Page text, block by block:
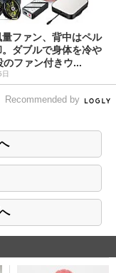
量ファン、背中はペル
ダブルで身体を冷や
のファン付きウ...
Recommended by